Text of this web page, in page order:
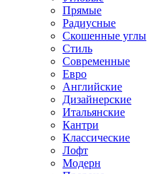
Прямые
Радиусные
Скошенные углы
Стиль
Современные
Евро
Английские
Дизайнерские
Итальянские
Кантри
Классические
Лофт
Модерн